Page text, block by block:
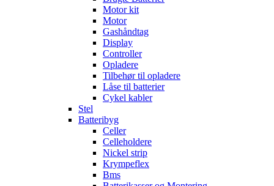
Motor kit
Motor
Gashåndtag
Display
Controller
Opladere
Tilbehør til opladere
Låse til batterier
Cykel kabler
Stel
Batteribyg
Celler
Celleholdere
Nickel strip
Krympeflex
Bms